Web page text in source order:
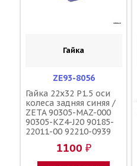
Гайка
ZE93-8056
Гайка 22x32 P1.5 оси
колеса задняя синяя /
ZETA 90305-MAZ-000
90305-KZ4-J20 90185-
22011-00 92210-0939
1100 ₽